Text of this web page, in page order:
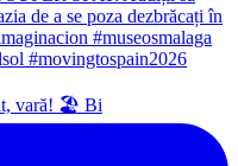
vară! 🏖 Bi